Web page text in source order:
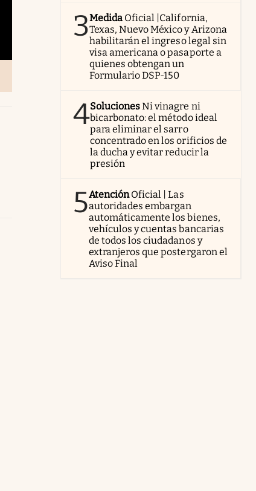
3Medida Oficial |California,
Texas, Nuevo México y Arizona
habilitarán el ingreso legal sin
visa americana o pasaporte a
quienes obtengan un
Formulario DSP-150
4SolucionesNi vinagre ni
bicarbonato: el método ideal
para eliminar el sarro
concentrado en los orificios de
la ducha y evitar reducir la
presión
5AtenciónOficial | Las
autoridades embargan
automáticamente los bienes,
vehículos y cuentas bancarias
de todos los ciudadanos y
extranjeros que postergaron el
Aviso Final